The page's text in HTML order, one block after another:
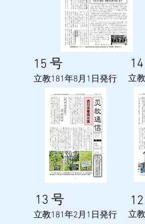
​15 号
​立教181年8月1日発行
​13 号
​立教181年2月1日発行
​14
立
​12
立